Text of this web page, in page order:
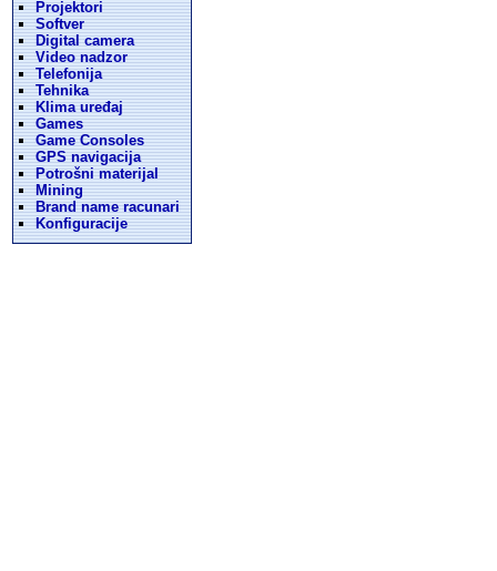
Projektori
Softver
Digital camera
Video nadzor
Telefonija
Tehnika
Klima uređaj
Games
Game Consoles
GPS navigacija
Potrošni materijal
Mining
Brand name racunari
Konfiguracije